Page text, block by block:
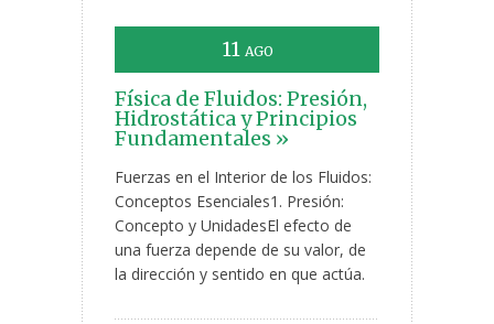
11 AGO
Física de Fluidos: Presión,
Hidrostática y Principios
Fundamentales »
Fuerzas en el Interior de los Fluidos:
Conceptos Esenciales1. Presión:
Concepto y UnidadesEl efecto de
una fuerza depende de su valor, de
la dirección y sentido en que actúa.